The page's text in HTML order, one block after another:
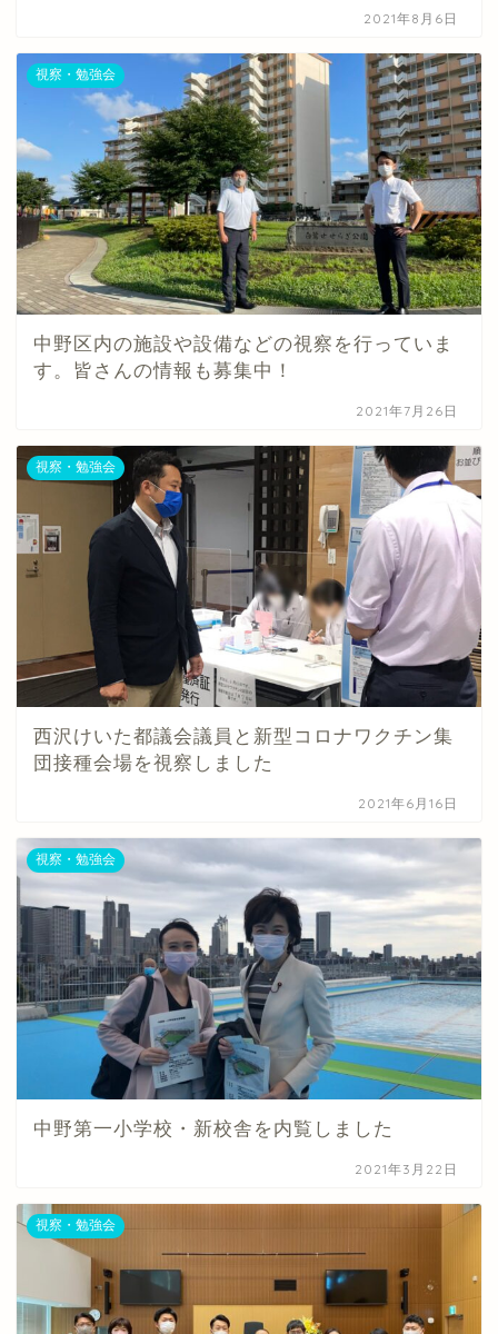
2021年8月6日
視察・勉強会
中野区内の施設や設備などの視察を行っていま
す。皆さんの情報も募集中！
2021年7月26日
視察・勉強会
西沢けいた都議会議員と新型コロナワクチン集
団接種会場を視察しました
2021年6月16日
視察・勉強会
中野第一小学校・新校舎を内覧しました
2021年3月22日
視察・勉強会